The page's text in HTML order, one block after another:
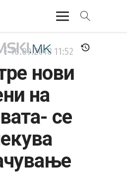
16.09.2018 11:52
нови
на
се